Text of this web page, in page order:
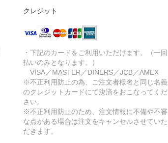
クレジット
・下記のカードをご利用いただけます。（一回
払いのみとなります。）
VISA／MASTER／DINERS／JCB／AMEX
※不正利用防止の為、ご注文者様名と同じ名義
のクレジットカードにて決済をおこなってくだ
さい。
※不正利用防止のため、注文情報に不備や不審
な点がある場合は注文をキャンセルさせていた
だきます。